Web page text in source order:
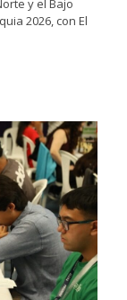
y el Bajo
2026, con El